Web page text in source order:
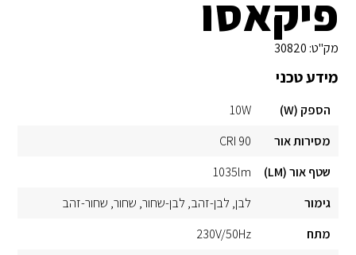
פיקאסו
מק"ט: 30820
מידע טכני
הספק (W)
10W
מסירות אור
CRI 90
שטף אור (LM)
1035lm
גימור
לבן לבן-זהב לבן-שחור שחור שחור-זהב
מתח
230V/50Hz